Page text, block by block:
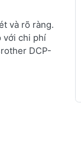
và rõ ràng.
với chi phí
DCP-